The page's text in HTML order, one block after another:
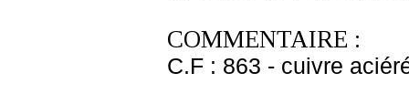
COMMENTAIRE :
C.F : 863 - cuivre